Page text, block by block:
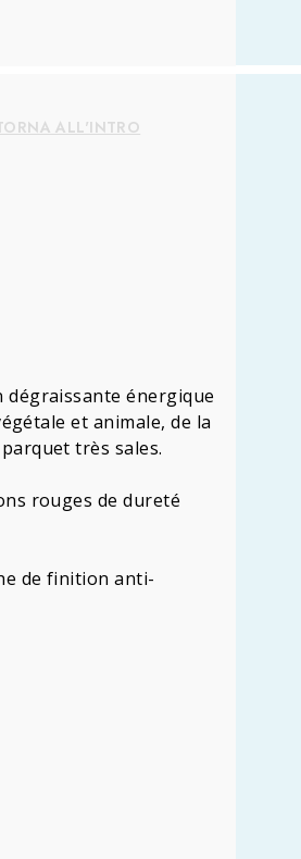
ALL'INTRO
dégraissante énergique
et animale, de la
très sales.
rouges de dureté
de finition anti-